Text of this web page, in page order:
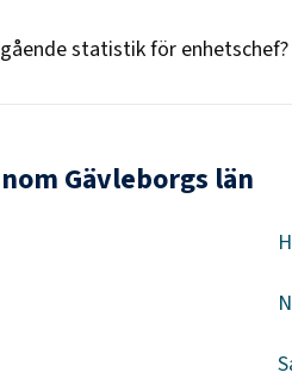
statistik för enhetschef
Gävleborgs län